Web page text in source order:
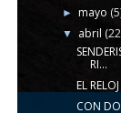
►mayo
▼ abril
RI...
EL
CON